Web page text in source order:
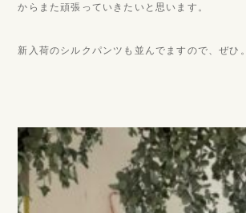
からまた頑張っていきたいと思います。
新入荷のシルクパンツも並んでますので、ぜひ。